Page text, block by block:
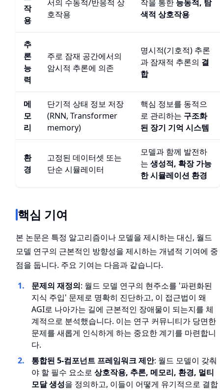
작
용
서의 수동적/반응적 상
호작용
작을 통한 능동적, 탐
색적 상호작용
추
론
능
력
주로 잠재 공간에서의
암시적 추론에 의존
명시적(기호적) 추론
과 잠재적 추론의 결
합
메
모
리
단기적 상태 정보 저장
(RNN, Transformer
memory)
핵심 정보를 동적으
로 관리하는 구조화
된 장기 기억 시스템
환
경
고정된 데이터셋 또는
단순 시뮬레이터
모델과 함께 발전하
는 생성적, 확장 가능
한 시뮬레이션 환경
핵심 기여
본 논문은 특정 알고리즘이나 모델을 제시하는 대신, 월드
모델 연구의 근본적인 방향성을 제시하는 개념적 기여에 중
점을 둡니다. 주요 기여는 다음과 같습니다.
문제의 재정의: 월드 모델 연구의 현주소를 '파편화된
지식 주입' 문제로 명확히 진단하고, 이 접근법이 왜
AGI로 나아가는 길에 근본적인 장애물이 되는지를 체
계적으로 분석했습니다. 이는 연구 커뮤니티가 당면한
문제를 새롭게 인식하게 하는 중요한 계기를 마련합니
다.
통합된 5-컴포넌트 프레임워크 제안: 월드 모델이 갖춰
야 할 필수 요소로 상호작용, 추론, 메모리, 환경, 멀티
모달 생성을 정의하고, 이들이 어떻게 유기적으로 결합